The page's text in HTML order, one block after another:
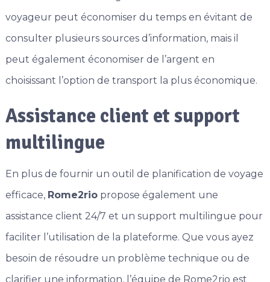
voyageur peut économiser du temps en évitant de
consulter plusieurs sources d’information, mais il
peut également économiser de l’argent en
choisissant l’option de transport la plus économique.
Assistance client et support
multilingue
En plus de fournir un outil de planification de voyage
efficace, Rome2riopropose également une
assistance client 24/7 et un support multilingue pour
faciliter l’utilisation de la plateforme. Que vous ayez
besoin de résoudre un problème technique ou de
clarifier une information, l’équipe de Rome2rio est